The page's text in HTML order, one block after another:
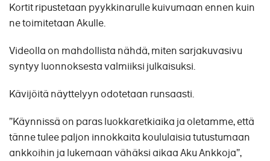
Kortit ripustetaan pyykkinarulle kuivumaan ennen kuin
ne toimitetaan Akulle.
Videolla on mahdollista nähdä, miten sarjakuvasivu
syntyy luonnoksesta valmiiksi julkaisuksi.
Kävijöitä näyttelyyn odotetaan runsaasti.
”Käynnissä on paras luokkaretkiaika ja oletamme, että
tänne tulee paljon innokkaita koululaisia tutustumaan
ankkoihin ja lukemaan vähäksi aikaa Aku Ankkoja”,